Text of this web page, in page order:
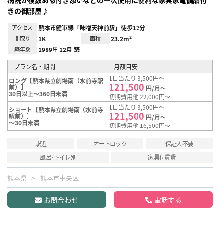
きの御部屋♪
アクセス 熊本市健軍線「味噌天神前駅」徒歩12分
間取り 1K 面積 23.2m²
築年数 1989年 12月 築
プラン名・期間
月額目安
ロング【熊本県立劇場南（水前寺駅
前）】
30日以上～360日未満
1日当たり 3,500円～
121,500 円/月～
初期費用他 22,000円～
ショート【熊本県立劇場南（水前寺
駅前）】
～30日未満
1日当たり 3,500円～
121,500 円/月～
初期費用他 16,500円～
駅近 オートロック
保証人不要
風呂･トイレ別
家具付賃貸
熊本県 熊本市中央区
お問合わせ 電話する